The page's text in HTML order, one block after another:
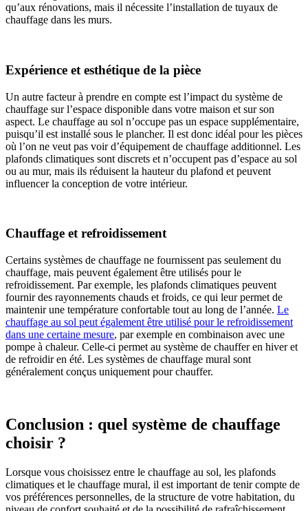
qu’aux rénovations, mais il nécessite l’installation de tuyaux de
chauffage dans les murs.
Expérience et esthétique de la pièce
Un autre facteur à prendre en compte est l’impact du système de
chauffage sur l’espace disponible dans votre maison et sur son
aspect. Le chauffage au sol n’occupe pas un espace supplémentaire,
puisqu’il est installé sous le plancher. Il est donc idéal pour les pièces
où l’on ne veut pas voir d’équipement de chauffage additionnel. Les
plafonds climatiques sont discrets et n’occupent pas d’espace au sol
ou au mur, mais ils réduisent la hauteur du plafond et peuvent
influencer la conception de votre intérieur.
Chauffage et refroidissement
Certains systèmes de chauffage ne fournissent pas seulement du
chauffage, mais peuvent également être utilisés pour le
refroidissement. Par exemple, les plafonds climatiques peuvent
fournir des rayonnements chauds et froids, ce qui leur permet de
maintenir une température confortable tout au long de l’année. Le
chauffage au sol peut également être utilisé pour le refroidissement
dans une certaine mesure, par exemple en combinaison avec une
pompe à chaleur. Celle-ci permet au système de chauffer en hiver et
de refroidir en été. Les systèmes de chauffage mural sont
généralement conçus uniquement pour chauffer.
Conclusion : quel système de chauffage
choisir ?
Lorsque vous choisissez entre le chauffage au sol, les plafonds
climatiques et le chauffage mural, il est important de tenir compte de
vos préférences personnelles, de la structure de votre habitation, du